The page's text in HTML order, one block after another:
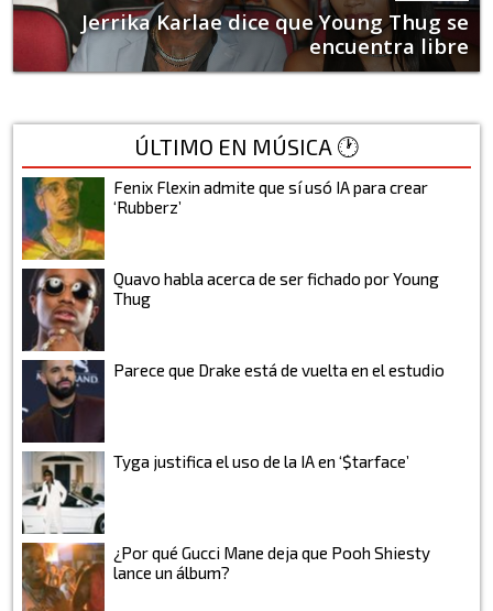
Jerrika Karlae dice que Young Thug se
encuentra libre
ÚLTIMO EN MÚSICA 🕐
Fenix Flexin admite que sí usó IA para crear
‘Rubberz’
Quavo habla acerca de ser fichado por Young
Thug
Parece que Drake está de vuelta en el estudio
Tyga justifica el uso de la IA en ‘$tarface’
¿Por qué Gucci Mane deja que Pooh Shiesty
lance un álbum?